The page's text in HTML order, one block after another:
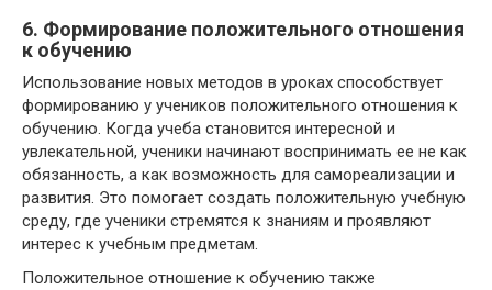
6. Формирование положительного отношения
к обучению
Использование новых методов в уроках способствует
формированию у учеников положительного отношения к
обучению. Когда учеба становится интересной и
увлекательной, ученики начинают воспринимать ее не как
обязанность, а как возможность для самореализации и
развития. Это помогает создать положительную учебную
среду, где ученики стремятся к знаниям и проявляют
интерес к учебным предметам.
Положительное отношение к обучению также